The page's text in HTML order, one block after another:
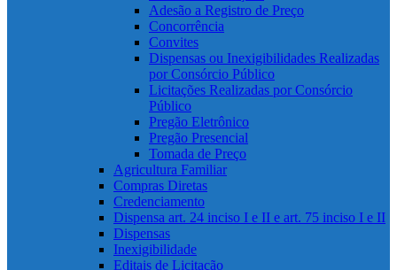
Adesão a Registro de Preço
Concorrência
Convites
Dispensas ou Inexigibilidades Realizadas
por Consórcio Público
Licitações Realizadas por Consórcio
Público
Pregão Eletrônico
Pregão Presencial
Tomada de Preço
Agricultura Familiar
Compras Diretas
Credenciamento
Dispensa art. 24 inciso I e II e art. 75 inciso I e II
Dispensas
Inexigibilidade
Editais de Licitação